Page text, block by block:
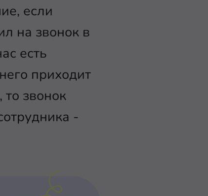
если
на звонок в
есть
приходит
то звонок
-